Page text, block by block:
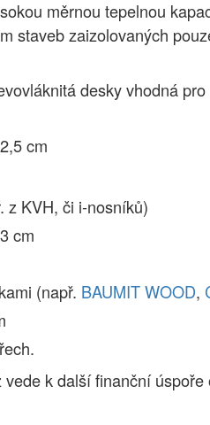
měrnou tepelnou
staveb zaizolovaných
desky vhodná
cm
z KVH, či i-nosníků)
cm
(např. BAUMIT WOOD,
k další finanční